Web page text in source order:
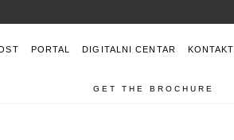
PORTAL DIGITALNI CENTAR KONTAKT
GET THE BROCHURE